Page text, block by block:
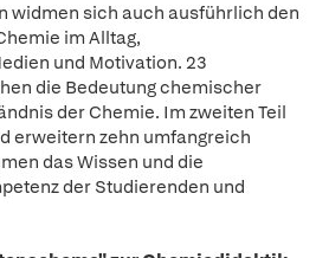
widmen sich auch ausführlich den
im Alltag,
und Motivation. 23
die Bedeutung chemischer
der Chemie. Im zweiten Teil
erweitern zehn umfangreich
das Wissen und die
der Studierenden und